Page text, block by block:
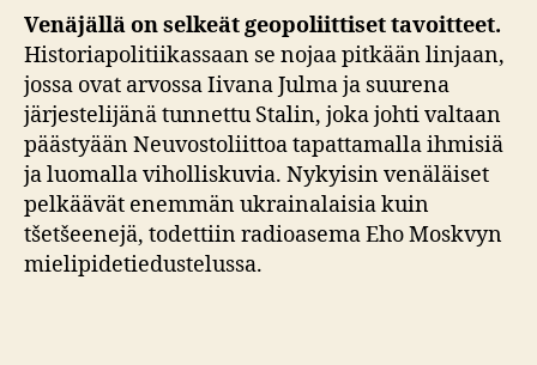
Venäjällä on selkeät geopoliittiset tavoitteet.
Historiapolitiikassaan se nojaa pitkään linjaan,
jossa ovat arvossa Iivana Julma ja suurena
järjestelijänä tunnettu Stalin, joka johti valtaan
päästyään Neuvostoliittoa tapattamalla ihmisiä
ja luomalla viholliskuvia. Nykyisin venäläiset
pelkäävät enemmän ukrainalaisia kuin
tšetšeenejä, todettiin radioasema Eho Moskvyn
mielipidetiedustelussa.